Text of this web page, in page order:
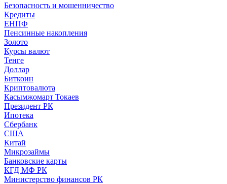
Безопасность и мошенничество
Кредиты
ЕНПФ
Пенсинные накопления
Золото
Курсы валют
Тенге
Доллар
Биткоин
Криптовалюта
Касымжомарт Токаев
Президент РК
Ипотека
Сбербанк
США
Китай
Микрозаймы
Банковские карты
КГД МФ РК
Министерство финансов РК